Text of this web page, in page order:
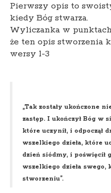
Pierwszy opis to
kiedy Bóg stwarza.
Wyliczanka w
że ten opis stworzenia
wersy 1-3
„Tak zostały ukończone
zastęp. I ukończył Bóg w
które uczynił, i odpoczął
wszelkiego dzieła, które
dzień siódmy, i poświęcił
wszelkiego dzieła swego,
stworzeniu”.